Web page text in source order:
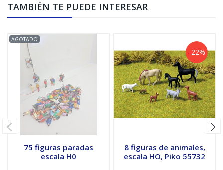
TAMBIÉN TE PUEDE INTERESAR
AGOTADO
75 figuras paradas
escala H0
-22%
8 figuras de animales,
escala HO, Piko 55732